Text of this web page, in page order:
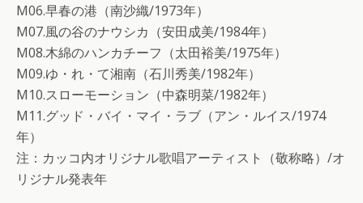
M06.早春の港（南沙織/1973年）
M07.風の谷のナウシカ（安田成美/1984年）
M08.木綿のハンカチーフ（太田裕美/1975年）
M09.ゆ・れ・て湘南（石川秀美/1982年）
M10.スローモーション（中森明菜/1982年）
M11.グッド・バイ・マイ・ラブ（アン・ルイス/1974
年）
注：カッコ内オリジナル歌唱アーティスト（敬称略）/オ
リジナル発表年